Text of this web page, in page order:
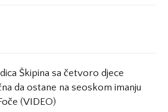
Škipina sa četvoro djece
da ostane na seoskom imanju
(VIDEO)